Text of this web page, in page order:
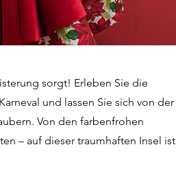
sorgt! Erleben Sie die
und lassen Sie sich von der
Von den farbenfrohen
– auf dieser traumhaften Insel ist